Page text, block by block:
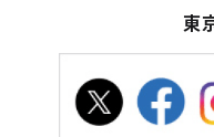
東